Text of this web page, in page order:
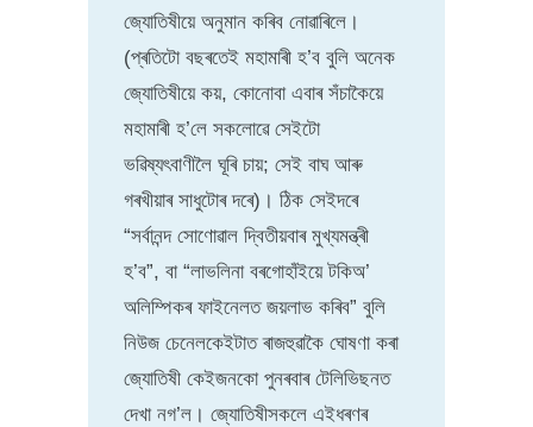
জ্যোতিষীয়ে অনুমান কৰিব নোৱাৰিলে।
(প্ৰতিটো বছৰতেই মহামাৰী হ’ব বুলি অনেক
জ্যোতিষীয়ে কয়, কোনোবা এবাৰ সঁচাকৈয়ে
মহামাৰী হ’লে সকলোৱে সেইটো
ভৱিষ্যৎবাণীলৈ ঘূৰি চায়; সেই বাঘ আৰু
গৰখীয়াৰ সাধুটোৰ দৰে)। ঠিক সেইদৰে
“সৰ্বানন্দ সোণোৱাল দ্বিতীয়বাৰ মুখ্যমন্ত্ৰী
হ’ব”, বা “লাভলিনা বৰগোহাঁইয়ে টকিঅ’
অলিম্পিকৰ ফাইনেলত জয়লাভ কৰিব” বুলি
নিউজ চেনেলকেইটাত ৰাজহুৱাকৈ ঘোষণা কৰা
জ্যোতিষী কেইজনকো পুনৰবাৰ টেলিভিছনত
দেখা নগ’ল। জ্যোতিষীসকলে এইধৰণৰ